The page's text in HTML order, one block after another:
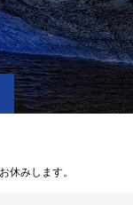
休みします。